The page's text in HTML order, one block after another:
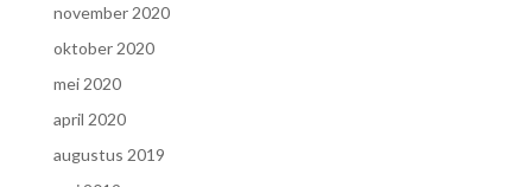
november 2020
oktober 2020
mei 2020
april 2020
augustus 2019